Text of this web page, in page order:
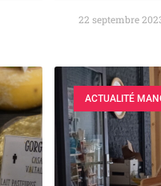
22 septembre
ACTUALITÉ